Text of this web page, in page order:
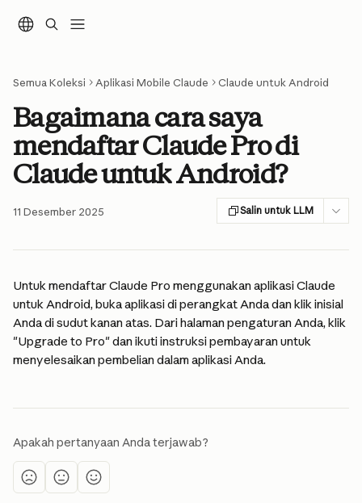
Semua Koleksi Aplikasi Mobile Claude Claude untuk Android
Bagaimana cara saya
mendaftar Claude Pro di
Claude untuk Android?
11 Desember 2025 Salin untuk LLM
Untuk mendaftar Claude Pro menggunakan aplikasi Claude
untuk Android, buka aplikasi di perangkat Anda dan klik inisial
Anda di sudut kanan atas. Dari halaman pengaturan Anda, klik
"Upgrade to Pro" dan ikuti instruksi pembayaran untuk
menyelesaikan pembelian dalam aplikasi Anda.
Apakah pertanyaan Anda terjawab?